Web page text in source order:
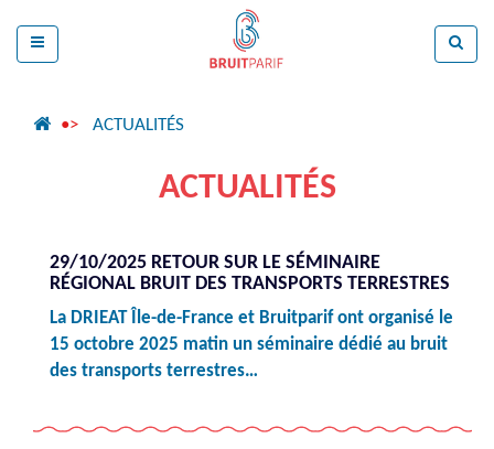
ACTUALITÉS
ACTUALITÉS
29/10/2025 RETOUR SUR LE SÉMINAIRE
RÉGIONAL BRUIT DES TRANSPORTS TERRESTRES
La DRIEAT Île-de-France et Bruitparif ont organisé le
15 octobre 2025 matin un séminaire dédié au bruit
des transports terrestres…